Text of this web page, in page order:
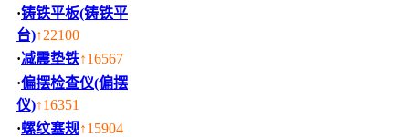
·铸铁平板(铸铁平
台)↑22100
·减震垫铁↑16567
·偏摆检查仪(偏摆
仪)↑16351
·螺纹塞规↑15904